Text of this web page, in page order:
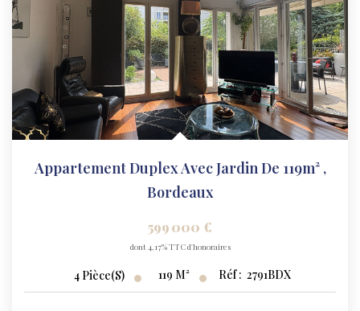
Appartement Duplex Avec Jardin De 119m² ,
Bordeaux
599 000 €
dont 4,17% TTC d'honoraires
4 Pièce(s) 119 M² Réf : 2791BDX